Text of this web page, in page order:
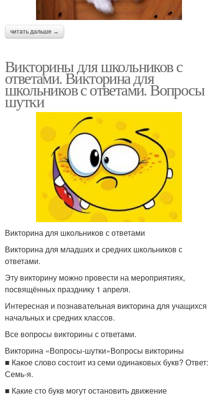
читать дальше →
Викторины для школьников с
ответами. Викторина для
школьников с ответами. Вопросы
шутки
Викторина для школьников с ответами
Викторина для младших и средних школьников с
ответами.
Эту викторину можно провести на мероприятиях,
посвящённых празднику 1 апреля.
Интересная и познавательная викторина для учащихся
начальных и средних классов.
Все вопросы викторины с ответами.
Викторина «Вопросы-шутки»Вопросы викторины
■ Какое слово состоит из семи одинаковых букв? Ответ:
Семь-я.
■ Какие сто букв могут остановить движение